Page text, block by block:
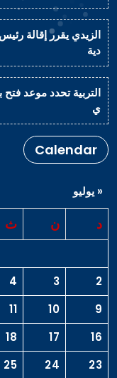
الزيدي يقرر إقالة
دية
التربية تحدد موعد
ي
Calendar
د ن ث
2
3
4
9
10
11
16
17
18
23
24
25
« يوليو